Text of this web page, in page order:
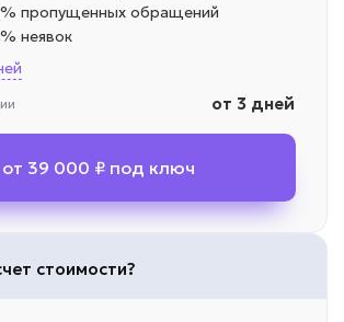
пропущенных обращений
неявок
от 3 дней
от 39 000 ₽ под ключ
стоимости?